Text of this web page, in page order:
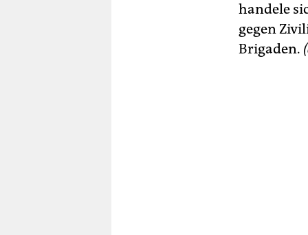
handele
gegen
Brigaden.